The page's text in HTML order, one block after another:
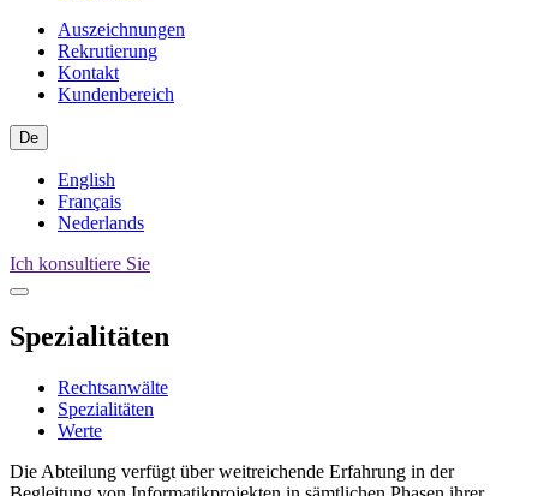
Auszeichnungen
Rekrutierung
Kontakt
Kundenbereich
De
English
Français
Nederlands
Ich konsultiere Sie
Spezialitäten
Rechtsanwälte
Spezialitäten
Werte
Die Abteilung verfügt über weitreichende Erfahrung in der